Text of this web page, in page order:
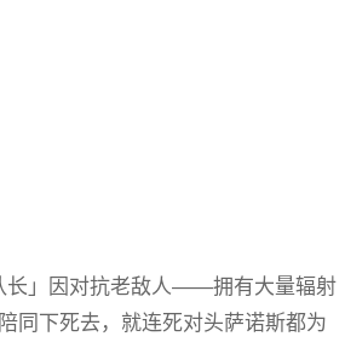
长」因对抗老敌人——拥有大量辐射
同下死去，就连死对头萨诺斯都为